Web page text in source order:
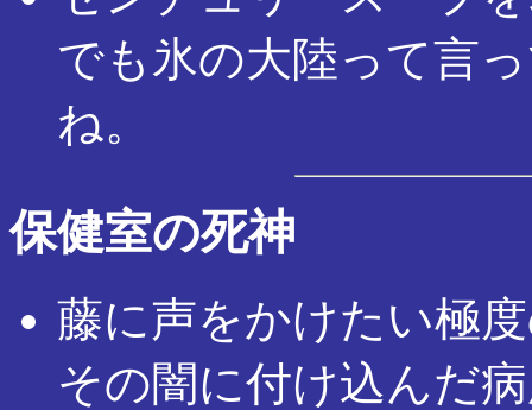
でも氷の大陸って言
ね。
保健室の死神
藤に声をかけたい極
その闇に付け込んだ